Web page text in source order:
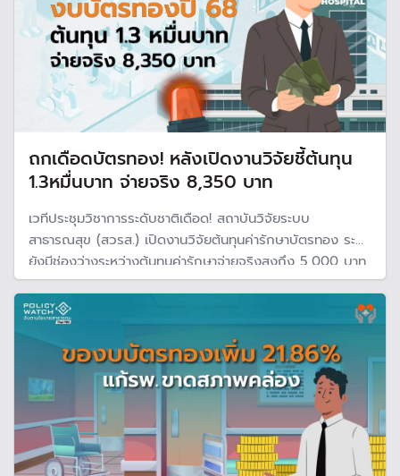
ถกเดือดบัตรทอง! หลังเปิดงานวิจัยชี้ต้นทุน
1.3หมื่นบาท จ่ายจริง 8,350 บาท
เวทีประชุมวิชาการระดับชาติเดือด! สถาบันวิจัยระบบ
สาธารณสุข (สวรส.) เปิดงานวิจัยต้นทุนค่ารักษาบัตรทอง ระบุ
ยังมีช่องว่างระหว่างต้นทุนค่ารักษาจ่ายจริงสูงถึง 5,000 บาท
จากต้นทุนค่ารักษา 13,000 บาท ขณะที่สปสช. จ่ายจริงเพียง
8,350 บาท